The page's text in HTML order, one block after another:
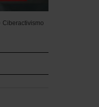
Ciberactivismo